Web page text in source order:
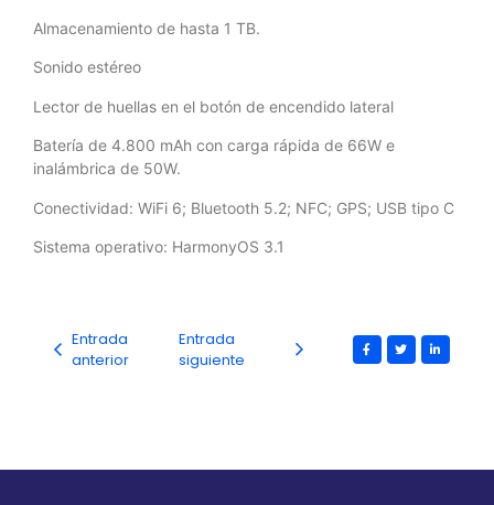
Almacenamiento de hasta 1 TB.
Sonido estéreo
Lector de huellas en el botón de encendido lateral
Batería de 4.800 mAh con carga rápida de 66W e
inalámbrica de 50W.
Conectividad: WiFi 6; Bluetooth 5.2; NFC; GPS; USB tipo C
Sistema operativo: HarmonyOS 3.1
Entrada
anterior
Entrada
siguiente